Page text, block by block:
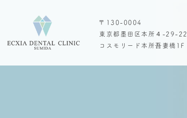
〒130-0004
東京都墨田区本所４-29-22
コスモリード本所吾妻橋1F